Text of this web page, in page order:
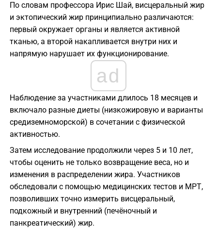
По словам профессора Ирис Шай, висцеральный жир
и эктопический жир принципиально различаются:
первый окружает органы и является активной
тканью, а второй накапливается внутри них и
напрямую нарушает их функционирование.
ad
Наблюдение за участниками длилось 18 месяцев и
включало разные диеты (низкожировую и варианты
средиземноморской) в сочетании с физической
активностью.
Затем исследование продолжили через 5 и 10 лет,
чтобы оценить не только возвращение веса, но и
изменения в распределении жира. Участников
обследовали с помощью медицинских тестов и МРТ,
позволивших точно измерить висцеральный,
подкожный и внутренний (печёночный и
панкреатический) жир.